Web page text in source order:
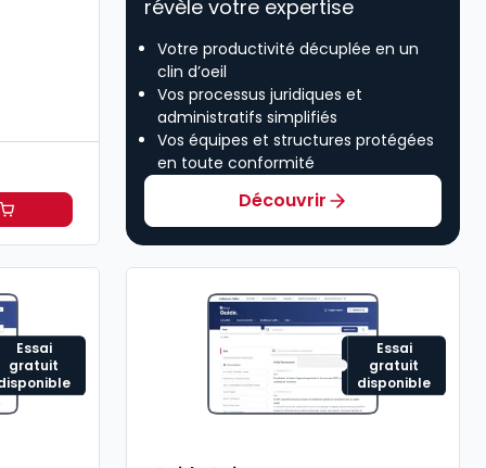
à 114,20 € HT/mois
révèle votre expertise
Votre productivité décuplée en un
clin d’oeil
Vos processus juridiques et
administratifs simplifiés
Vos équipes et structures protégées
en toute conformité
Découvrir
Essai
gratuit
Essai
gratuit
disponible